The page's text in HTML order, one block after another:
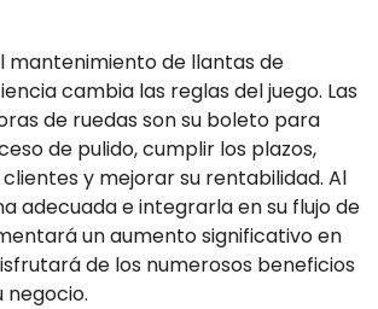
mantenimiento de llantas de
cambia las reglas del juego. Las
de ruedas son su boleto para
de pulido, cumplir los plazos,
y mejorar su rentabilidad. Al
adecuada e integrarla en su flujo de
un aumento significativo en
de los numerosos beneficios
negocio.